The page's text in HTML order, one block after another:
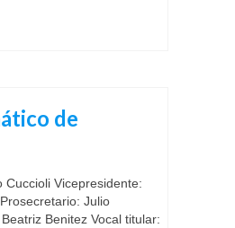
de
Cuccioli Vicepresidente:
Julio
Benitez Vocal titular: